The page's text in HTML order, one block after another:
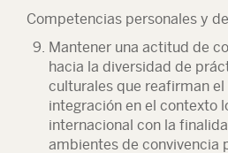
Competencias personales y
Mantener una actitud de
hacia la diversidad de
culturales que reafirman
integración en el contexto
internacional con la
ambientes de convivencia